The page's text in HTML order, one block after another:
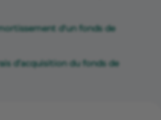
d'un fonds de
d’acquisition du fonds de